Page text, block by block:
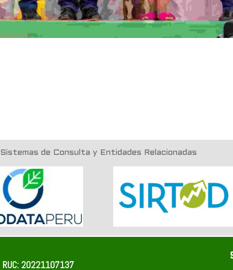
Sistemas de Consulta y Entidades Relacionadas
RUC: 20221107137